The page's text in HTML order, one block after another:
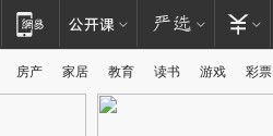
房产 家居 教育 读书 游戏 彩票